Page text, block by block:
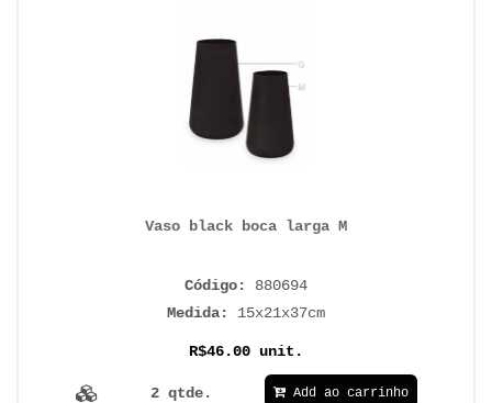
Vaso black boca larga M
Código: 880694
Medida: 15x21x37cm
R$46.00 unit.
2 qtde. Add ao carrinho